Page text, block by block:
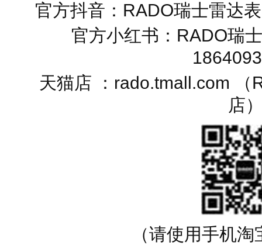
官方抖音：RADO瑞士雷达
官方小红书：RADO瑞
天猫店 ：rado.tmall.com （
店
（请使用手机